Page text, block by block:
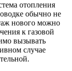
отопления
обычно не
нового можно
к газовой
вызывать
случае